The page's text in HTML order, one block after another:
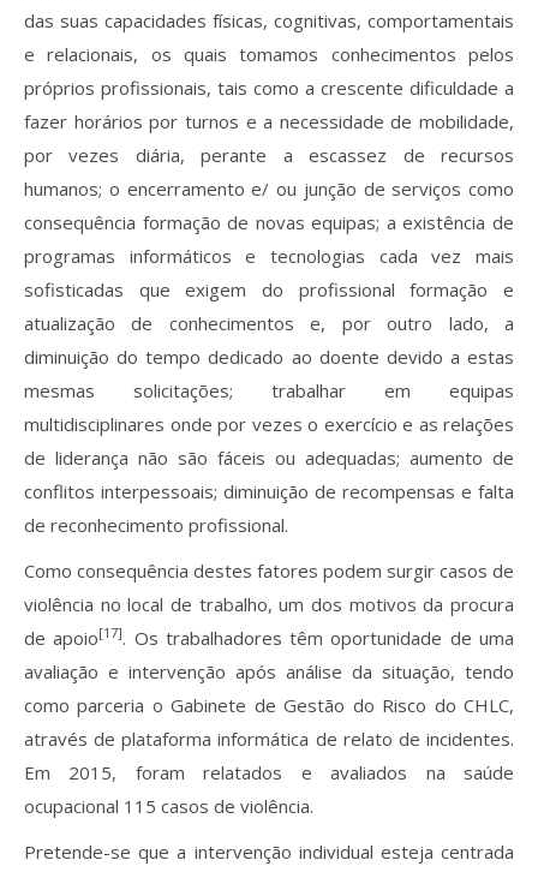
das suas capacidades físicas, cognitivas, comportamentais
e relacionais, os quais tomamos conhecimentos pelos
próprios profissionais, tais como a crescente dificuldade a
fazer horários por turnos e a necessidade de mobilidade,
por vezes diária, perante a escassez de recursos
humanos; o encerramento e/ ou junção de serviços como
consequência formação de novas equipas; a existência de
programas informáticos e tecnologias cada vez mais
sofisticadas que exigem do profissional formação e
atualização de conhecimentos e, por outro lado, a
diminuição do tempo dedicado ao doente devido a estas
mesmas solicitações; trabalhar em equipas
multidisciplinares onde por vezes o exercício e as relações
de liderança não são fáceis ou adequadas; aumento de
conflitos interpessoais; diminuição de recompensas e falta
de reconhecimento profissional.
Como consequência destes fatores podem surgir casos de
violência no local de trabalho, um dos motivos da procura
de apoio[17]. Os trabalhadores têm oportunidade de uma
avaliação e intervenção após análise da situação, tendo
como parceria o Gabinete de Gestão do Risco do CHLC,
através de plataforma informática de relato de incidentes.
Em 2015, foram relatados e avaliados na saúde
ocupacional 115 casos de violência.
Pretende-se que a intervenção individual esteja centrada